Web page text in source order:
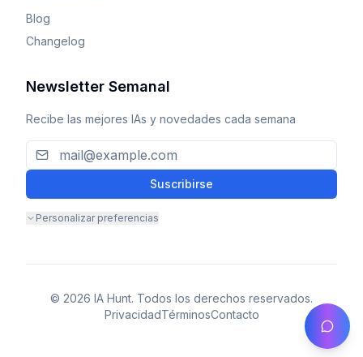
Blog
Changelog
Newsletter Semanal
Recibe las mejores IAs y novedades cada semana
Suscribirse
Personalizar preferencias
© 2026 IA Hunt. Todos los derechos reservados.
PrivacidadTérminosContacto